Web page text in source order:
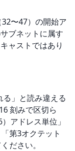
〜47）の開始ア
ブネットに属す
ャストではあり
る」と読み違える
刻みで区切ら
アドレス単位」
第3オクテット
ださい。